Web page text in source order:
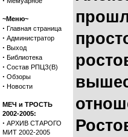
~Меню~
· Главная страница
· Администратор
· Выход
· Библиотека
· Состав РПЦЗ(В)
· Обзоры
· Новости
МЕЧ и ТРОСТЬ
2002-2005:
· АРХИВ СТАРОГО
МИТ 2002-2005